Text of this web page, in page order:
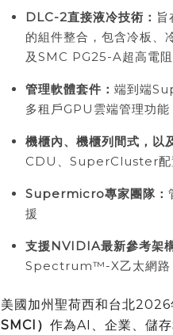
DLC-2直接液冷技術：
的組件整合，包含冷板
及SMC PG25-A超高電
管理軟體套件： 端到端
多租戶GPU雲端管理功能
機櫃內、機櫃列間式，以
CDU、SuperCluster配
Supermicro專家團隊：
援
支援NVIDIA最新參考架
Spectrum™-X乙太網
美國加州聖荷西和台北2026
SMCI ） 作為AI、企業、儲